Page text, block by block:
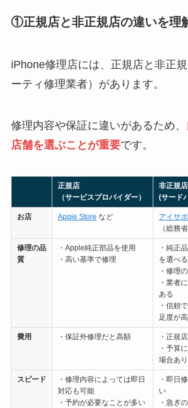
①正規店と非正規店の違いを理
iPhone修理店には、正規店と非正
ーティ修理業者）があります。
修理内容や保証に違いがあるため、
店舗を選ぶことが重要です。
正規店
（サービスプロバイダー）
非正規店
(サード
お店 Apple Store など アイサポ
（総務
修理の品
質
・Apple純正部品を使用
・高い基準で修理
・純正
を選べ
・修理
・業者
ある
・信頼
足度が
費用 ・保証外修理だと高額
・正規
・予算
場合あり
スピード
・修理内容によっては即日
対応も可能
・予約が必要なことが多い
・即日
い
・急ぎ